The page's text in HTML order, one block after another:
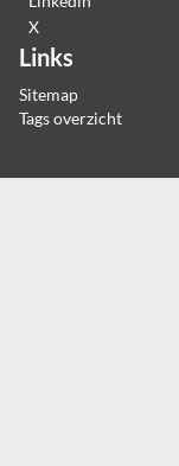
X
Links
Sitemap
Tags overzicht